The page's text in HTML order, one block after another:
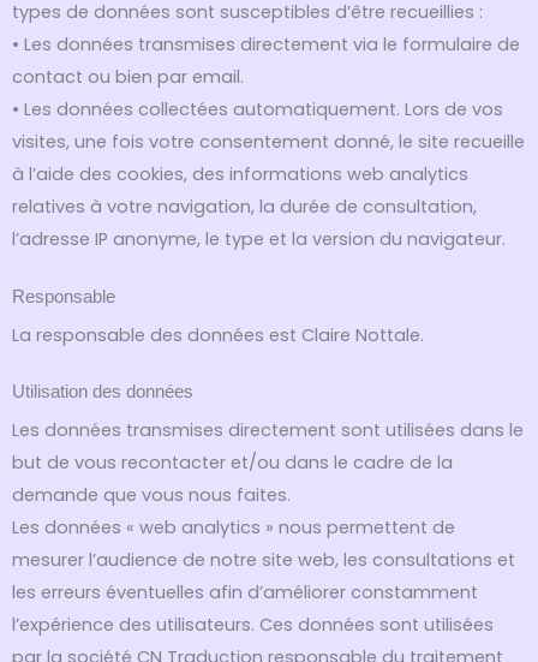
types de données sont susceptibles d’être recueillies :
• Les données transmises directement via le formulaire de
contact ou bien par email.
• Les données collectées automatiquement. Lors de vos
visites, une fois votre consentement donné, le site recueille
à l’aide des cookies, des informations web analytics
relatives à votre navigation, la durée de consultation,
l’adresse IP anonyme, le type et la version du navigateur.
Responsable
La responsable des données est Claire Nottale.
Utilisation des données
Les données transmises directement sont utilisées dans le
but de vous recontacter et/ou dans le cadre de la
demande que vous nous faites.
Les données « web analytics » nous permettent de
mesurer l’audience de notre site web, les consultations et
les erreurs éventuelles afin d’améliorer constamment
l’expérience des utilisateurs. Ces données sont utilisées